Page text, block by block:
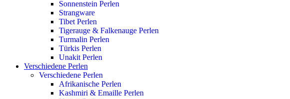
Sonnenstein Perlen
Strangware
Tibet Perlen
Tigerauge & Falkenauge Perlen
Turmalin Perlen
Türkis Perlen
Unakit Perlen
Verschiedene Perlen
Verschiedene Perlen
Afrikanische Perlen
Kashmiri & Emaille Perlen